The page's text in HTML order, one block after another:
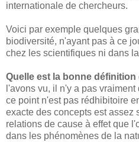
internationale de chercheurs.
Voici par exemple quelques
biodiversité, n'ayant pas à ce
chez les scientifiques ni dans
Quelle est la bonne
l'avons vu, il n'y a pas
ce point n'est pas rédhibitoire
exacte des concepts est assez
relations de cause à effet que
dans les phénomènes de la